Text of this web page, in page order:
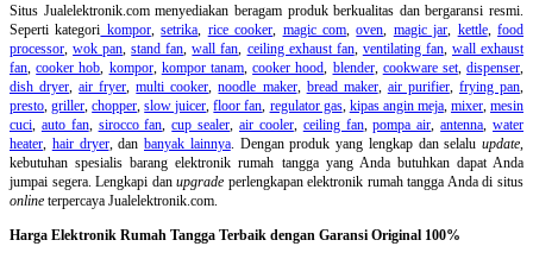
Situs Jualelektronik.com menyediakan beragam produk berkualitas dan bergaransi resmi.
Seperti kategori kompor,setrika rice cooker magic com,oven magic jar kettle,food
processor ,wok pan ,stand fan ,wall fan ceiling exhaust fan, ventilating fan, wall exhaust
fan ,cooker hob kompor, kompor tanam,cooker hood blender, cookware set,dispenser
dish dryer ,air fryer ,multi cooker ,noodle maker, bread maker, air purifier, frying pan
presto ,griller ,chopper ,slow juicer ,floor fan regulator gas, kipas angin meja, mixer,mesin
cuci auto fan, sirocco fan ,cup sealer ,air cooler, ceiling fan,pompa air ,antenna ,water
heater hair dryer, dan banyak lainnya. Dengan produk yang lengkap dan selalu update
kebutuhan spesialis barang elektronik rumah tangga yang Anda butuhkan dapat Anda
jumpai segera. Lengkapi danupgrade perlengkapan elektronik rumah tangga Anda di situs
online terpercaya Jualelektronik.com.
Harga Elektronik Rumah Tangga Terbaik dengan Garansi Original 100%